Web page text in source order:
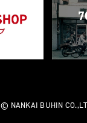
© NANKAI BUHIN